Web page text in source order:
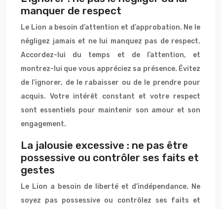
manquer de respect
Le Lion a besoin d’attention et d’approbation. Ne le
négligez jamais et ne lui manquez pas de respect.
Accordez-lui du temps et de l’attention, et
montrez-lui que vous appréciez sa présence. Évitez
de l’ignorer, de le rabaisser ou de le prendre pour
acquis. Votre intérêt constant et votre respect
sont essentiels pour maintenir son amour et son
engagement.
La jalousie excessive : ne pas être
possessive ou contrôler ses faits et
gestes
Le Lion a besoin de liberté et d’indépendance. Ne
soyez pas possessive ou contrôlez ses faits et